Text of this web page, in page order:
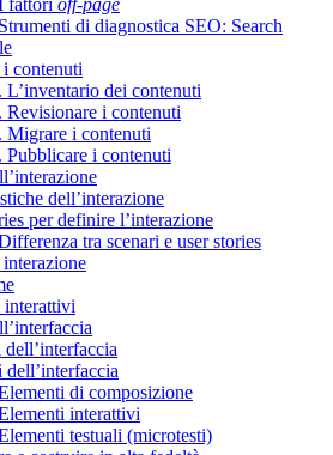
fattori off-page
di diagnostica SEO: Search
contenuti
L’inventario dei contenuti
Revisionare i contenuti
Migrare i contenuti
Pubblicare i contenuti
dell’interazione
per definire l’interazione
tra scenari e user stories
interattivi
di composizione
interattivi
testuali (microtesti)